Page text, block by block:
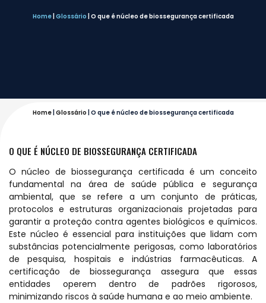
Home| Glossário O que é núcleo de biossegurança certificada
Home| Glossário O que é núcleo de biossegurança certificada
O QUE É NÚCLEO DE BIOSSEGURANÇA CERTIFICADA
O núcleo de biossegurança certificada é um conceito
fundamental na área de saúde pública e segurança
ambiental, que se refere a um conjunto de práticas,
protocolos e estruturas organizacionais projetadas para
garantir a proteção contra agentes biológicos e químicos.
Este núcleo é essencial para instituições que lidam com
substâncias potencialmente perigosas, como laboratórios
de pesquisa, hospitais e indústrias farmacêuticas. A
certificação de biossegurança assegura que essas
entidades operem dentro de padrões rigorosos,
minimizando riscos à saúde humana e ao meio ambiente.